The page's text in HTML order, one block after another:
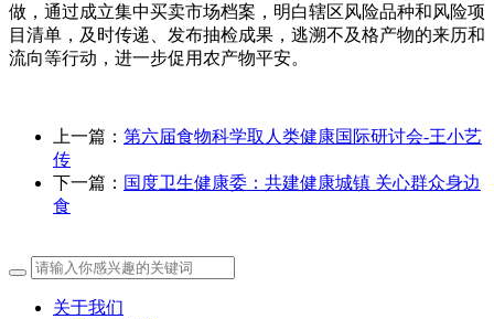
做，通过成立集中买卖市场档案，明白辖区风险品种和风险项
目清单，及时传递、发布抽检成果，逃溯不及格产物的来历和
流向等行动，进一步促用农产物平安。
上一篇： 第六届食物科学取人类健康国际研讨会-王小艺
传
下一篇： 国度卫生健康委：共建健康城镇 关心群众身边
食
关于我们